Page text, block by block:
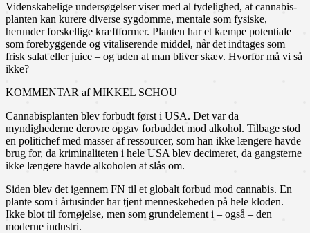
Videnskabelige undersøgelser viser med al tydelighed, at cannabis-
planten kan kurere diverse sygdomme, mentale som fysiske,
herunder forskellige kræftformer. Planten har et kæmpe potentiale
som forebyggende og vitaliserende middel, når det indtages som
frisk salat eller juice – og uden at man bliver skæv. Hvorfor må vi så
ikke?
KOMMENTAR af MIKKEL SCHOU
Cannabisplanten blev forbudt først i USA. Det var da
myndighederne derovre opgav forbuddet mod alkohol. Tilbage stod
en politichef med masser af ressourcer, som han ikke længere havde
brug for, da kriminaliteten i hele USA blev decimeret, da gangsterne
ikke længere havde alkoholen at slås om.
Siden blev det igennem FN til et globalt forbud mod cannabis. En
plante som i årtusinder har tjent menneskeheden på hele kloden.
Ikke blot til fornøjelse, men som grundelement i – også – den
moderne industri.